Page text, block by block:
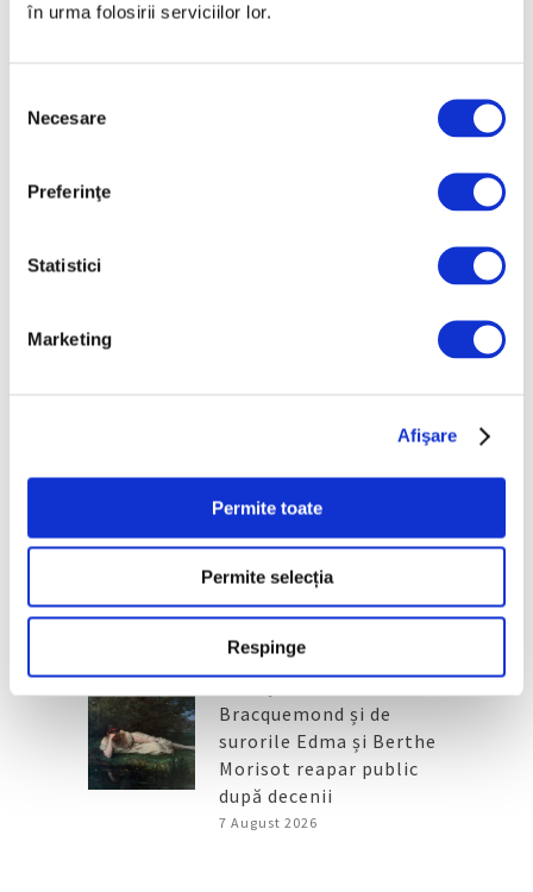
în urma folosirii serviciilor lor.
consimțământului
Necesare
Preferinţe
Statistici
Marketing
Afişare
Permite toate
Permite selecția
Respinge
Ioanei Cîrlig, la Malmaison
Articole recente
lui Brâncuși, în expoziție
7 August 2026
Galeriile Uffizi din
Florența, renovare fără
precedent
7 August 2026
Bracquemond și de
surorile Edma și Berthe
Morisot reapar public
după decenii
7 August 2026